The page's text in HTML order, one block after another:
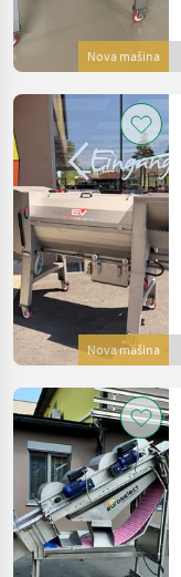
Nova mašina
Nova mašina